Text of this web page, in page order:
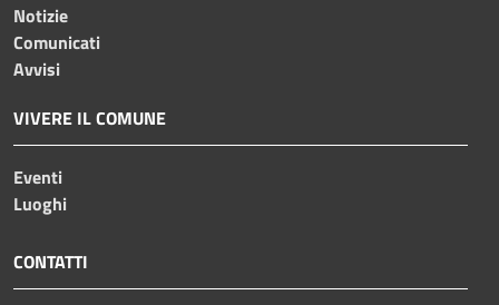
Notizie
Comunicati
Avvisi
VIVERE IL COMUNE
Eventi
Luoghi
CONTATTI